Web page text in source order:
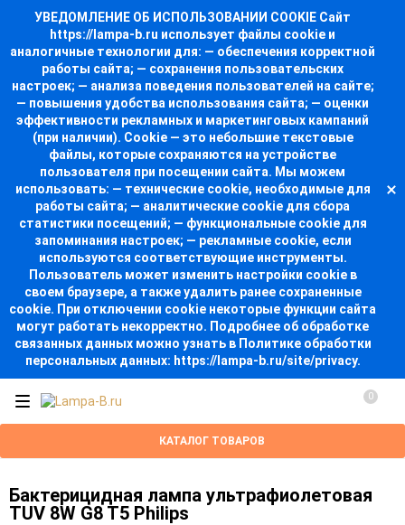
УВЕДОМЛЕНИЕ ОБ ИСПОЛЬЗОВАНИИ COOKIE Сайт
https://lampa-b.ru использует файлы cookie и
аналогичные технологии для: — обеспечения корректной
работы сайта; — сохранения пользовательских
настроек; — анализа поведения пользователей на сайте;
— повышения удобства использования сайта; — оценки
эффективности рекламных и маркетинговых кампаний
(при наличии). Cookie — это небольшие текстовые
файлы, которые сохраняются на устройстве
пользователя при посещении сайта. Мы можем
использовать: — технические cookie, необходимые для
работы сайта; — аналитические cookie для сбора
статистики посещений; — функциональные cookie для
запоминания настроек; — рекламные cookie, если
используются соответствующие инструменты.
Пользователь может изменить настройки cookie в
своем браузере, а также удалить ранее сохраненные
cookie. При отключении cookie некоторые функции сайта
могут работать некорректно. Подробнее об обработке
связанных данных можно узнать в Политике обработки
персональных данных: https://lampa-b.ru/site/privacy.
КАТАЛОГ ТОВАРОВ
0
Бактерицидная лампа ультрафиолетовая
TUV 8W G8 T5 Philips